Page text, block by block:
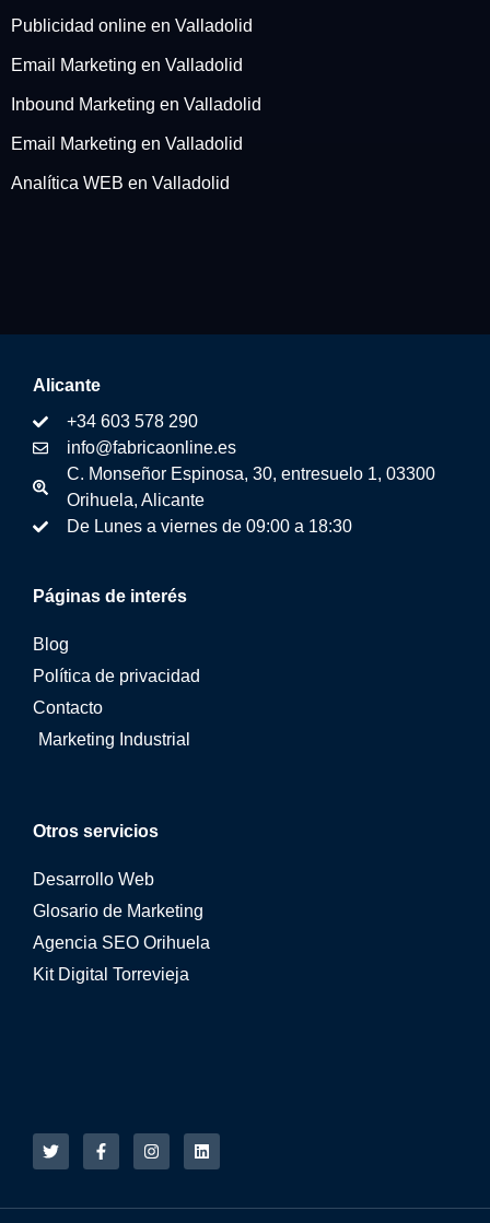
Publicidad online en Valladolid
Email Marketing en Valladolid
Inbound Marketing en Valladolid
Email Marketing en Valladolid
Analítica WEB en Valladolid
Otros servicios
Desarrollo Web
Glosario de Marketing
Agencia SEO Orihuela
Kit Digital Torrevieja
Páginas de interés
Blog
Política de privacidad
Contacto
Marketing Industrial
Alicante
+34 603 578 290
info@fabricaonline.es
C. Monseñor Espinosa, 30, entresuelo 1, 03300
Orihuela, Alicante
De Lunes a viernes de 09:00 a 18:30